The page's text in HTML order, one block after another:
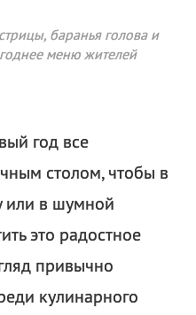
баранья голова и
меню жителей
год все
столом, чтобы в
или в шумной
это радостное
привычно
кулинарного